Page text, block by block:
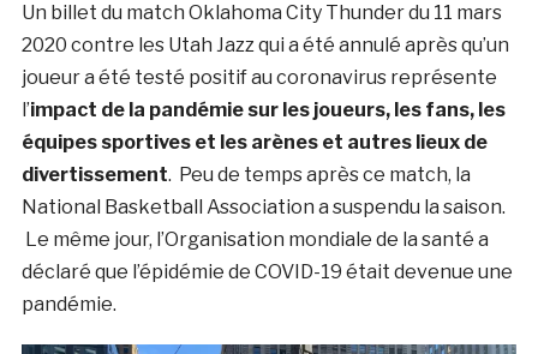
Un billet du match Oklahoma City Thunder du 11 mars
2020 contre les Utah Jazz qui a été annulé après qu’un
joueur a été testé positif au coronavirus représente
l’impact de la pandémie sur les joueurs, les fans, les
équipes sportives et les arènes et autres lieux de
divertissement. Peu de temps après ce match, la
National Basketball Association a suspendu la saison.
Le même jour, l’Organisation mondiale de la santé a
déclaré que l’épidémie de COVID-19 était devenue une
pandémie.